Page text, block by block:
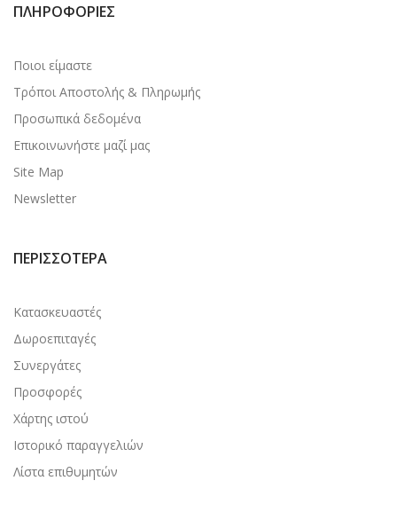
ΠΛΗΡΟΦΟΡΊΕΣ
Ποιοι είμαστε
Τρόποι Αποστολής & Πληρωμής
Προσωπικά δεδομένα
Επικοινωνήστε μαζί μας
Site Map
Newsletter
ΠΕΡΙΣΣΌΤΕΡΑ
Κατασκευαστές
Δωροεπιταγές
Συνεργάτες
Προσφορές
Χάρτης ιστού
Ιστορικό παραγγελιών
Λίστα επιθυμητών